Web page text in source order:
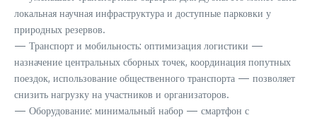
локальная научная инфраструктура и доступные парковки у
природных резервов.
— Транспорт и мобильность: оптимизация логистики —
назначение центральных сборных точек, координация попутных
поездок, использование общественного транспорта — позволяет
снизить нагрузку на участников и организаторов.
— Оборудование: минимальный набор — смартфон с